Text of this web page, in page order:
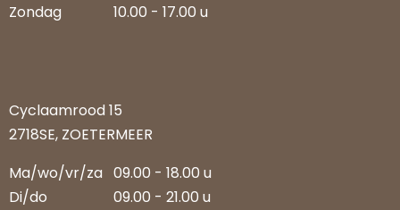
Zondag
10.00 - 17.00 u
Cyclaamrood 15
2718SE, ZOETERMEER
Ma/wo/vr/za 09.00 - 18.00 u
Di/do
09.00 - 21.00 u